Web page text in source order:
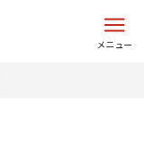
メニュー